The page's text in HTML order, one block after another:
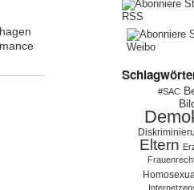
#SAC
Eltern